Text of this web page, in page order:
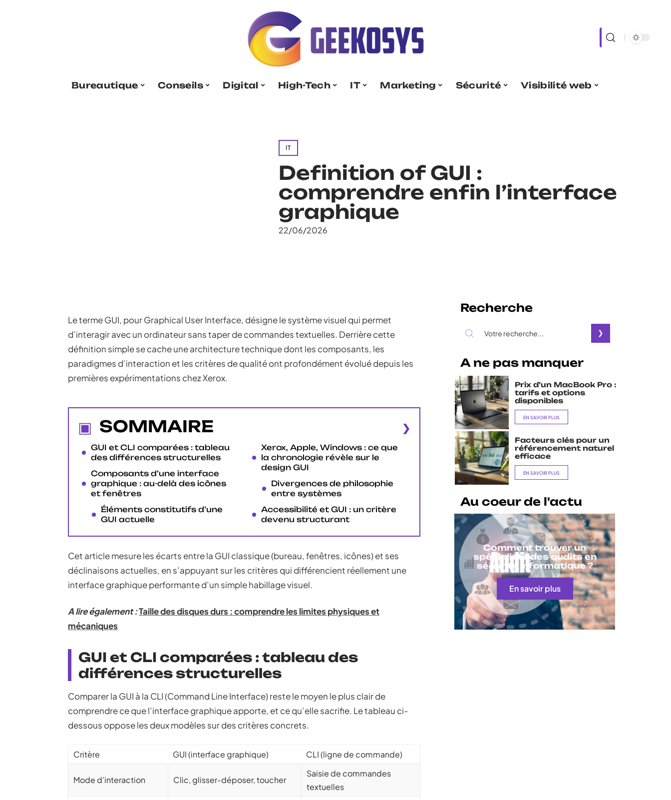
Bureautique Conseils Digital High-Tech IT Marketing Sécurité Visibilité web
IT
Definition of GUI :
comprendre enfin l’interface
graphique
22/06/2026
Le terme GUI, pour Graphical User Interface, désigne le système visuel qui permet
d’interagir avec un ordinateur sans taper de commandes textuelles. Derrière cette
définition simple se cache une architecture technique dont les composants, les
paradigmes d’interaction et les critères de qualité ont profondément évolué depuis les
premières expérimentations chez Xerox.
SOMMAIRE
GUI et CLI comparées : tableau
des différences structurelles
Composants d’une interface
graphique : au-delà des icônes
et fenêtres
Éléments constitutifs d’une
GUI actuelle
Xerox, Apple, Windows : ce que
la chronologie révèle sur le
design GUI
Divergences de philosophie
entre systèmes
Accessibilité et GUI : un critère
devenu structurant
Cet article mesure les écarts entre la GUI classique (bureau, fenêtres, icônes) et ses
déclinaisons actuelles, en s’appuyant sur les critères qui différencient réellement une
interface graphique performante d’un simple habillage visuel.
A lire également :Taille des disques durs : comprendre les limites physiques et
mécaniques
GUI et CLI comparées : tableau des
différences structurelles
Comparer la GUI à la CLI (Command Line Interface) reste le moyen le plus clair de
comprendre ce que l’interface graphique apporte, et ce qu’elle sacrifie. Le tableau ci-
dessous oppose les deux modèles sur des critères concrets.
Critère GUI (interface graphique) CLI (ligne de commande)
Mode d’interaction Clic, glisser-déposer, toucher
Saisie de commandes
textuelles
Recherche
A ne pas manquer
Prix d’un MacBook Pro :
tarifs et options
disponibles
EN SAVOIR PLUS
Facteurs clés pour un
référencement naturel
efficace
EN SAVOIR PLUS
Au coeur de l'actu
Comment trouver un
spécialiste des audits en
sécurité informatique ?
En savoir plus